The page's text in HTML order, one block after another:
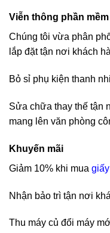
Viễn thông phần mềm
Chúng tôi vừa phân
lắp đặt tận nơi khách
Bỏ sỉ phụ kiện thanh
Sửa chữa thay thế tận
mang lên văn phòng
Khuyến mãi
Giảm 10% khi mua
Nhận bảo trì tận nơi
Thu máy củ đổi máy